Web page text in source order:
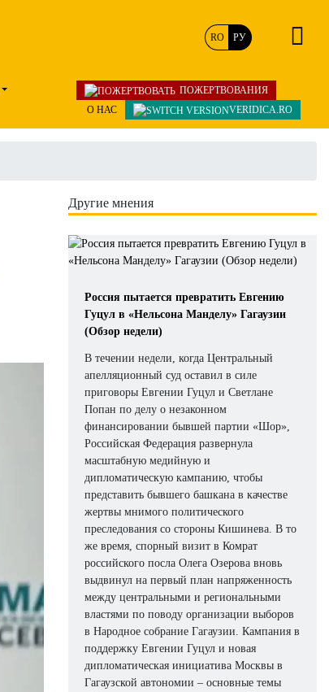
RO РУ
ПОЖЕРТВОВАНИЯ
VERIDICA.RO
О НАС
Другие мнения
Россия пытается превратить Евгению
Гуцул в «Нельсона Манделу» Гагаузии
(Обзор недели)
В течении недели, когда Центральный
апелляционный суд оставил в силе
приговоры Евгении Гуцул и Светлане
Попан по делу о незаконном
финансировании бывшей партии «Шор»,
Российская Федерация развернула
масштабную медийную и
дипломатическую кампанию, чтобы
представить бывшего башкана в качестве
жертвы мнимого политического
преследования со стороны Кишинева. В то
же время, спорный визит в Комрат
российского посла Олега Озерова вновь
выдвинул на первый план напряженность
между центральными и региональными
властями по поводу организации выборов
в Народное собрание Гагаузии. Кампания в
поддержку Евгении Гуцул и новая
дипломатическая инициатива Москвы в
Гагаузской автономии – основные темы